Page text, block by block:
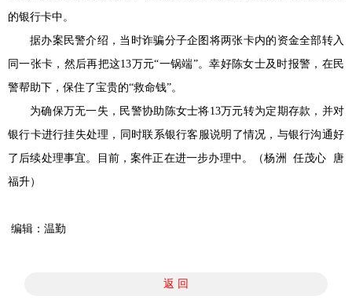
的银行卡中。
据办案民警介绍，当时诈骗分子企图将两张卡内的资金全部转入
同一张卡，然后再把这13万元“一锅端”。幸好陈女士及时报警，在民
警帮助下，保住了宝贵的“救命钱”。
为确保万无一失，民警协助陈女士将13万元转为定期存款，并对
银行卡进行挂失处理，同时联系银行客服说明了情况，与银行沟通好
了后续处理事宜。目前，案件正在进一步办理中。（杨洲 任茂心 唐
福升）
编辑：温勤
返 回